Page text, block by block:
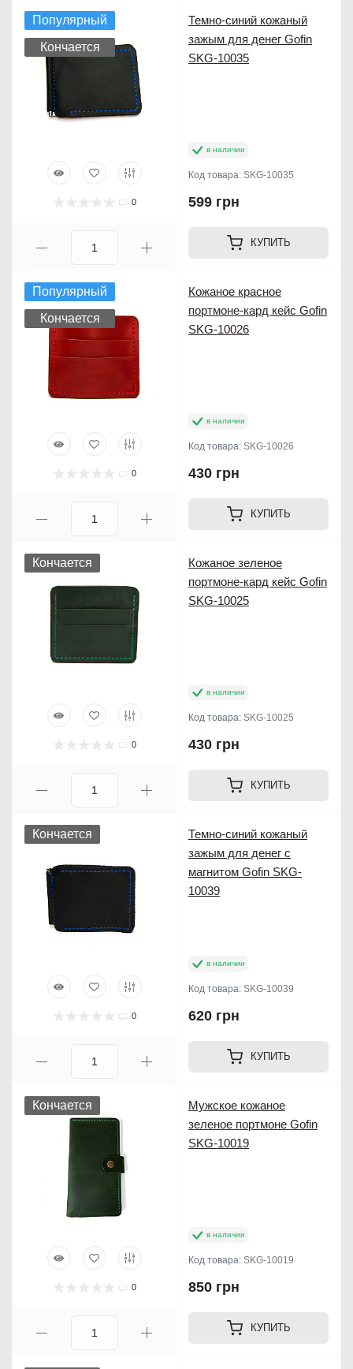
Популярный
Кончается
0
Темно-синий кожаный
зажым для денег Gofin
SKG-10035
в наличии
Код товара: SKG-10035
599 грн
КУПИТЬ
Популярный
Кончается
0
Кожаное красное
портмоне-кард кейс Gofin
SKG-10026
в наличии
Код товара: SKG-10026
430 грн
КУПИТЬ
Кончается
0
Кожаное зеленое
портмоне-кард кейс Gofin
SKG-10025
в наличии
Код товара: SKG-10025
430 грн
КУПИТЬ
Кончается
0
Темно-синий кожаный
зажым для денег с
магнитом Gofin SKG-
10039
в наличии
Код товара: SKG-10039
620 грн
КУПИТЬ
Кончается
0
Мужское кожаное
зеленое портмоне Gofin
SKG-10019
в наличии
Код товара: SKG-10019
850 грн
КУПИТЬ